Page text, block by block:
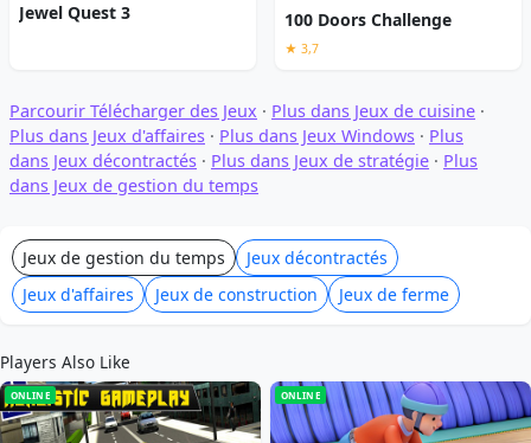
Jewel Quest 3 100 Doors Challenge
★ 3,7
Parcourir Télécharger des Jeux · Plus dans Jeux de cuisine ·
Plus dans Jeux d'affaires · Plus dans Jeux Windows · Plus
dans Jeux décontractés · Plus dans Jeux de stratégie · Plus
dans Jeux de gestion du temps
Jeux de gestion du temps
Jeux décontractés
Jeux d'affaires
Jeux de construction Jeux de ferme
Players Also Like
ONLINE ONLINE